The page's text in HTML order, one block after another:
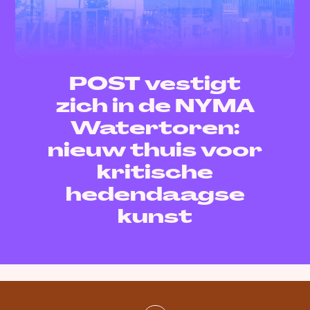
POST vestigt
zich in de NYMA
Watertoren:
nieuw thuis voor
kritische
hedendaagse
kunst